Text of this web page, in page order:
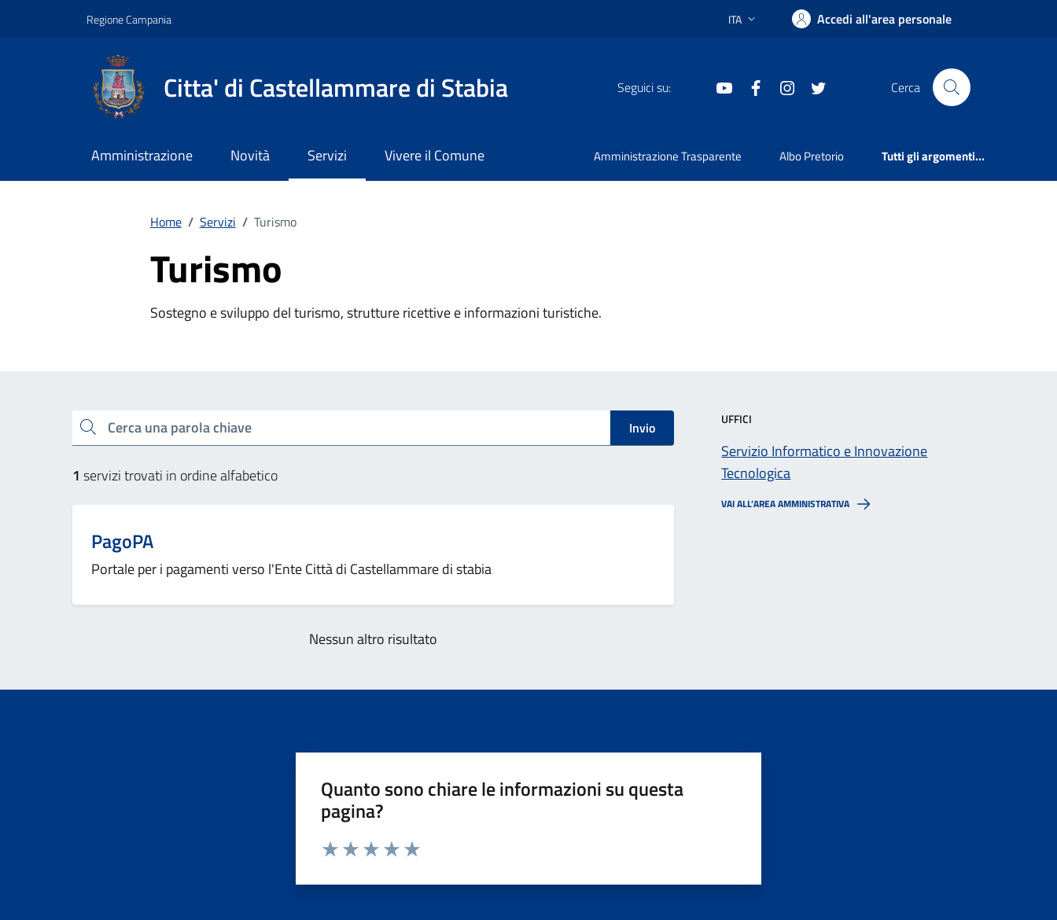
Regione Campania Lingua attiva:
ITA Accedi all'area personale
Citta' di Castellammare di Stabia Seguici su: youtube facebookinstagram Cerca
Amministrazione Novità Servizi Vivere il Comune Amministrazione Trasparente Albo Pretorio Tutti gli argomenti...
Home / Servizi / Turismo
Turismo
Sostegno e sviluppo del turismo, strutture ricettive e informazioni turistiche.
Cerca una parola chiave Invio
1 servizi trovati in ordine alfabetico
PagoPA
Portale per i pagamenti verso l'Ente Città di Castellammare di stabia
Nessun altro risultato
UFFICI
Servizio Informatico e Innovazione
Tecnologica
VAI ALL’AREA AMMINISTRATIVA
Quanto sono chiare le informazioni su questa
pagina?